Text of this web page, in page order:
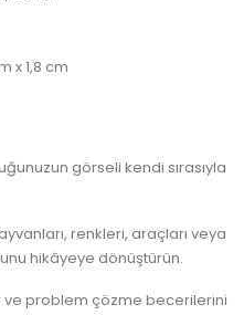
x 1,8 cm
görseli kendi sırasıyla
renkleri, araçları veya
hikâyeye dönüştürün.
ve problem çözme becerilerini